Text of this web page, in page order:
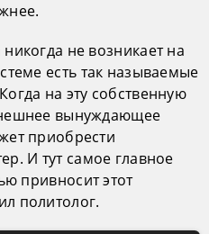
не возникает на
есть так называемые
на эту собственную
вынуждающее
приобрести
И тут самое главное
привносит этот
политолог.